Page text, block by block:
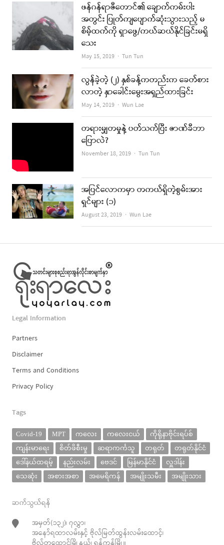
ဖန်ဂန်ရာဇီတောင်၏ ချောက်ကမ်းပါး
အတွင်း ပြုတ်ကျပျောက်ဆုံးသွားသည့် မ
စိမ့်ထက်ကို ရှာဖွေ/ကယ်ဆယ်နိုင်ခြင်းမရှိ
သေး
May 15, 2019 Author
Tun Tun
လွန်ခဲ့တဲ့ (၂) နှစ်ခန့်ကတည်းက ခေတ်စား
လာတဲ့ နှာခေါင်းမွေးအရှည်ထားခြင်း
May 14, 2019 Author
Wun Lae
တရားမျှတမှုနဲ့ ပတ်သက်ပြီး ဇာဏ်ခီဘာ
ပြောလဲ?
November 18, 2019 Author
Tun Tun
အပြင်လောကမှာ တကယ်ရှိတဲ့စွမ်းအား
ရှင်များ (၁)
August 23, 2019 Author
Wun Lae
Legal Information
Partners
Disclaimer
Terms and Conditions
Privacy Policy
Tags
Covid-19 MPT ကလေး ကလေးငယ်
ကိုရိုနာဗိုင်းရပ်စ်
ကျန်းမာရေး
စိတ်ဖိစီးမှု ဆရာကင်္ကသူ တရုတ်
တရုတ်နိုင်ငံ
ဒေါ်နယ်ထရမ့်
နည်းလမ်း ဗေဒင် မြန်မာနိုင်ငံ
လှူဒါန်း
သေဆုံး
အစားအစာ အမေရိကန် အမျိုးသမီး အမျိုးသား
ဆက်သွယ်ရန်
အမှတ်(၁၃၂)၊ ၇လွှာ၊
အနော်ရထာလမ်းနှင့် ဗိုလ်မြတ်ထွန်းလမ်းထောင့်၊